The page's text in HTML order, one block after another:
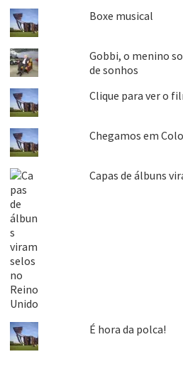
Boxe musical
Gobbi, o menino
de sonhos
Clique para ver o
Chegamos em
Capas de álbuns
É hora da polca!